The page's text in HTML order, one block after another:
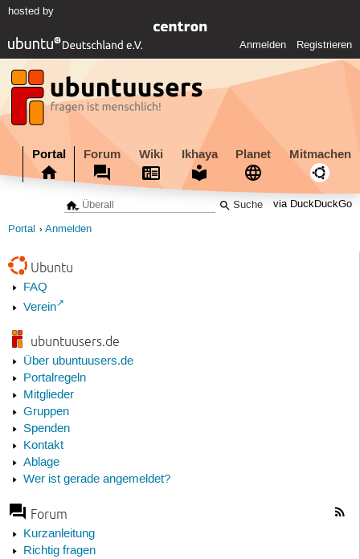
hosted by
Anmelden Registrieren
Portal Forum Wiki Ikhaya Planet Mitmachen
via DuckDuckGo
Portal Anmelden
Ubuntu
FAQ
Verein
ubuntuusers.de
Über ubuntuusers.de
Portalregeln
Mitglieder
Gruppen
Spenden
Kontakt
Ablage
Wer ist gerade angemeldet?
Forum
Kurzanleitung
Richtig fragen